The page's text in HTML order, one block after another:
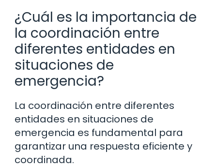
¿Cuál es la importancia de
la coordinación entre
diferentes entidades en
situaciones de
emergencia?
La coordinación entre diferentes
entidades en situaciones de
emergencia es fundamental para
garantizar una respuesta eficiente y
coordinada.